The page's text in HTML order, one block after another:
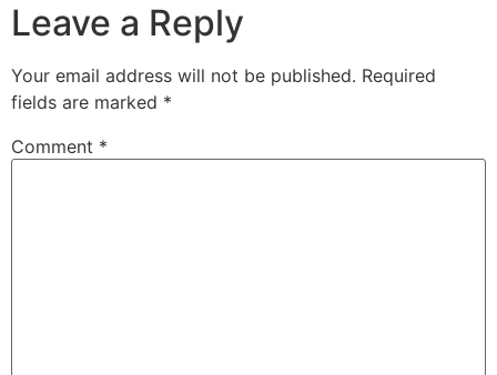
Leave a Reply
Your email address will not be published. Required
fields are marked *
Comment *